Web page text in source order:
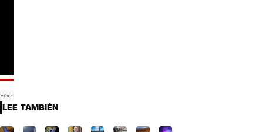
LEE TAMBIÉN